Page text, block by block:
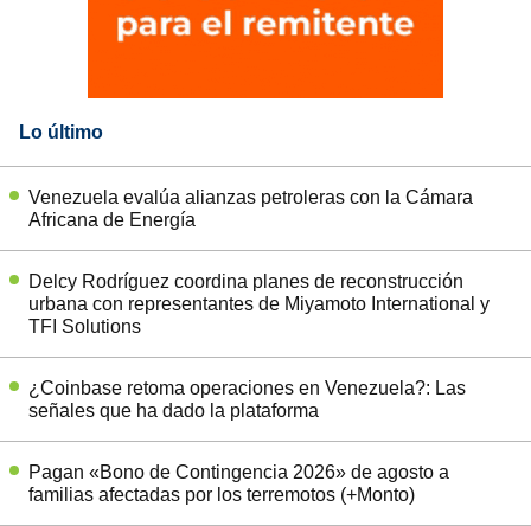
Lo último
Venezuela evalúa alianzas petroleras con la Cámara
Africana de Energía
Delcy Rodríguez coordina planes de reconstrucción
urbana con representantes de Miyamoto International y
TFI Solutions
¿Coinbase retoma operaciones en Venezuela?: Las
señales que ha dado la plataforma
Pagan «Bono de Contingencia 2026» de agosto a
familias afectadas por los terremotos (+Monto)